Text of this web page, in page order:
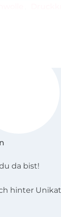
teilweise)
da bist!
hinter